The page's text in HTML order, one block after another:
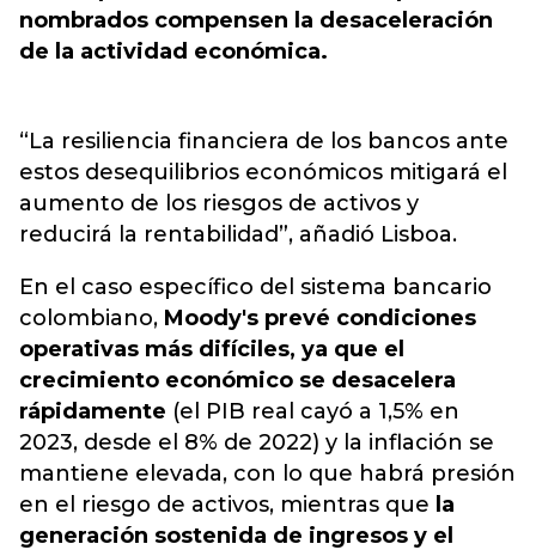
nombrados compensen la desaceleración
de la actividad económica.
“La resiliencia financiera de los bancos ante
estos desequilibrios económicos mitigará el
aumento de los riesgos de activos y
reducirá la rentabilidad”, añadió Lisboa.
En el caso específico del sistema bancario
colombiano, Moody's prevé condiciones
operativas más difíciles, ya que el
crecimiento económico se desacelera
rápidamente (el PIB real cayó a 1,5% en
2023, desde el 8% de 2022) y la inflación se
mantiene elevada, con lo que habrá presión
en el riesgo de activos, mientras que la
generación sostenida de ingresos y el